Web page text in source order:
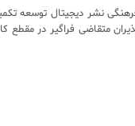
نشر دیجیتال توسعه
متقاضی فراگیر در مقطع